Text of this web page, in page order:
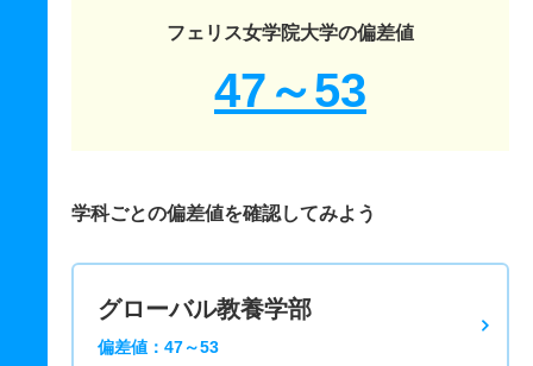
フェリス女学院大学の偏差値
47～53
学科ごとの偏差値を確認してみよう
グローバル教養学部
偏差値：47～53